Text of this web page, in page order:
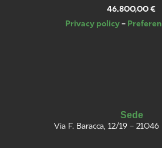
46.800,00 €
Privacy policy–
Sede
Via F. Baracca, 12/19 –